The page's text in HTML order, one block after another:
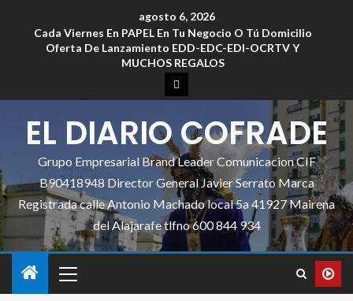
agosto 6, 2026
Cada Viernes En PAPEL En Tu Negocio O Tú Domicilio
Oferta De Lanzamiento EDD-EDC-EDI-OCRTV Y
MUCHOS REGALOS
EL DIARIO COFRADE
Grupo Empresarial Brand Leader Comunicacion CIF
B90418948 Director General Javier Serrato Marca
Registrada calle Antonio Machado local 5a 41927 Mairena
del Alajarafe tlfno 600 844 934